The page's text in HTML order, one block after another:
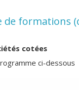
de formations
cotées
ci-dessous